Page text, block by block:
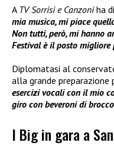
A TV Sorrisi e Canzoniha
mia musica, mi piace
Non tutti, però, mi hanno
Festival è il posto migliore
Diplomatasi al
alla grande preparazione
esercizi vocali con il mio
giro con beveroni di
I Big in gara a